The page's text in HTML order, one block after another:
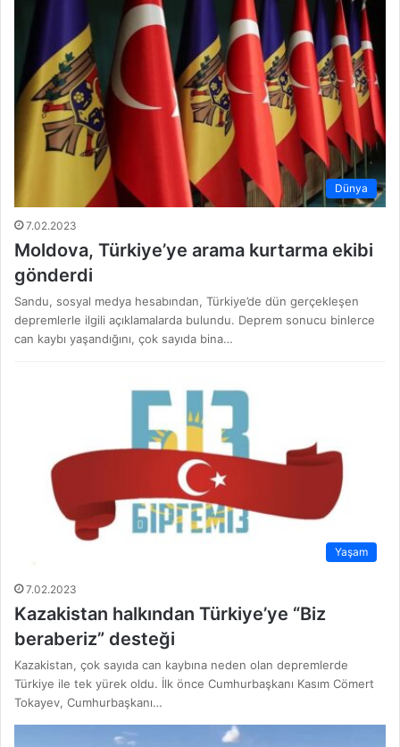
Dünya
7.02.2023
Moldova, Türkiye’ye arama kurtarma ekibi
gönderdi
Sandu, sosyal medya hesabından, Türkiye’de dün gerçekleşen
depremlerle ilgili açıklamalarda bulundu. Deprem sonucu binlerce
can kaybı yaşandığını, çok sayıda bina…
Yaşam
7.02.2023
Kazakistan halkından Türkiye’ye “Biz
beraberiz” desteği
Kazakistan, çok sayıda can kaybına neden olan depremlerde
Türkiye ile tek yürek oldu. İlk önce Cumhurbaşkanı Kasım Cömert
Tokayev, Cumhurbaşkanı…